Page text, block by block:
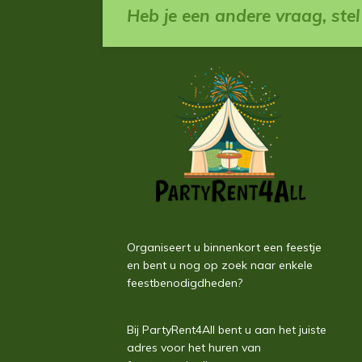
Heb je een andere vraag,
Organiseert u binnenkort een feestje
en bent u nog op zoek naar enkele
feestbenodigdheden?
Bij PartyRent4All bent u aan het juiste
adres voor het huren van